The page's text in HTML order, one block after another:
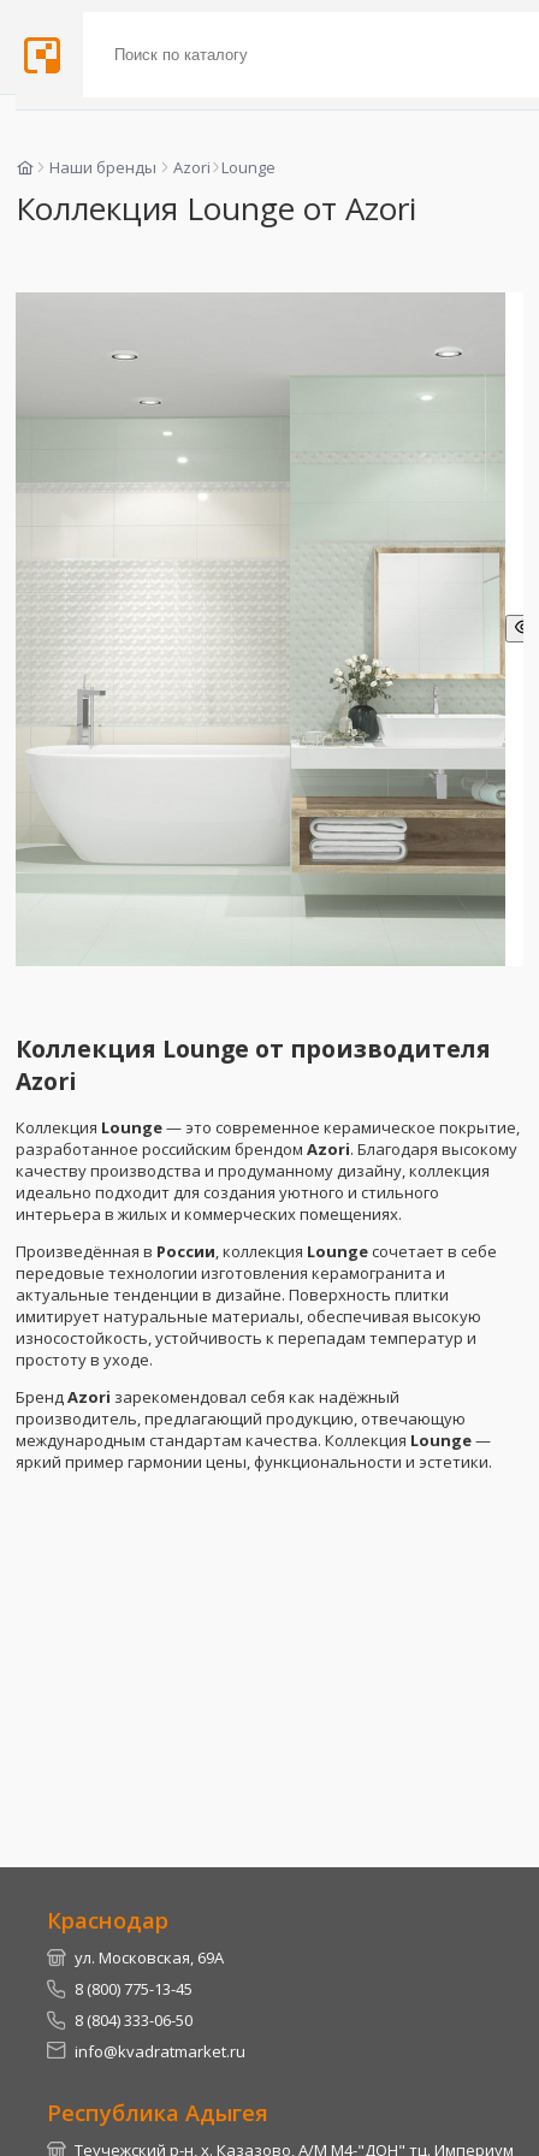
Наши бренды Azori Lounge
Коллекция Lounge от Azori
Коллекция Lounge от производителя
Azori
Коллекция Lounge— это современное керамическое покрытие,
разработанное российским брендом Azori. Благодаря высокому
качеству производства и продуманному дизайну, коллекция
идеально подходит для создания уютного и стильного
интерьера в жилых и коммерческих помещениях.
Произведённая в России, коллекция Loungeсочетает в себе
передовые технологии изготовления керамогранита и
актуальные тенденции в дизайне. Поверхность плитки
имитирует натуральные материалы, обеспечивая высокую
износостойкость, устойчивость к перепадам температур и
простоту в уходе.
БрендAzori зарекомендовал себя как надёжный
производитель, предлагающий продукцию, отвечающую
международным стандартам качества. Коллекция Lounge—
яркий пример гармонии цены, функциональности и эстетики.
Краснодар
ул. Московская, 69А
8 (800) 775-13-45
8 (804) 333-06-50
info@kvadratmarket.ru
Республика Адыгея
Теучежский р-н, х. Казазово, А/М М4-"ДОН" тц. Империум